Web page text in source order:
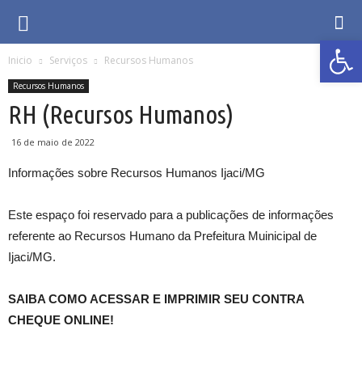
Inicio Serviços Recursos Humanos
Recursos Humanos
RH (Recursos Humanos)
16 de maio de 2022
Informações sobre Recursos Humanos Ijaci/MG
Este espaço foi reservado para a publicações de informações
referente ao Recursos Humano da Prefeitura Muinicipal de
Ijaci/MG.
SAIBA COMO ACESSAR E IMPRIMIR SEU CONTRA
CHEQUE ONLINE!
Abrir